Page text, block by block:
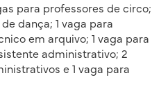
para professores de circo;
dança; 1 vaga para
em arquivo; 1 vaga para
administrativo; 2
e 1 vaga para